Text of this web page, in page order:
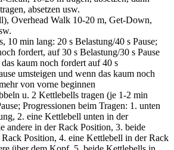
absetzen usw.
Overhead Walk 10-20 m, Get-Down,
10 min lang: 20 s Belastung/40 s Pause;
fordert, auf 30 s Belastung/30 s Pause
kaum noch fordert auf 40 s
umsteigen und wenn das kaum noch
von vorne beginnen
u. 2 Kettlebells tragen (je 1-2 min
Progressionen beim Tragen: 1. unten
2. eine Kettlebell unten in der
andere in der Rack Position, 3. beide
Position, 4. eine Kettlebell in der Rack